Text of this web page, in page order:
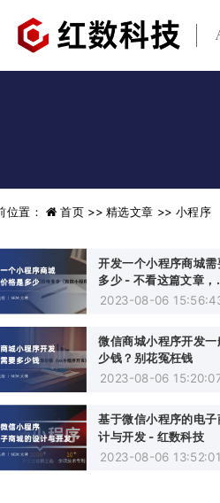
位置： 首页 >> 精选文章 >> 小程序
开发一个小程序商城需
多少 - 不看这篇文章，
2023-08-06
微信商城小程序开发一
少钱？别花冤枉钱
2023-08-06
基于微信小程序的电子
计与开发 - 红数科技
2023-08-06 13:52:01